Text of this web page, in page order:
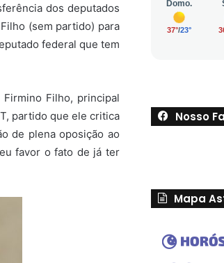
dos deputados
(sem partido) para
federal que tem
Filho, principal
partido que ele critica
de plena oposição ao
favor o fato de já ter
Nosso
Mapa